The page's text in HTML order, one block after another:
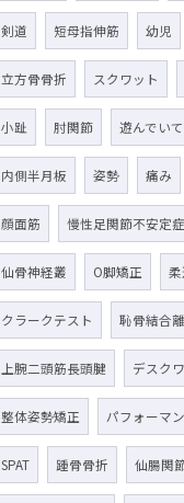
剣道 短母指伸筋 幼児
立方骨骨折 スクワット
小趾 肘関節 遊んでい
内側半月板 姿勢 痛み
顔面筋 慢性足関節不安定症
仙骨神経叢 O脚矯正 柔
クラークテスト 恥骨結合
上腕二頭筋長頭腱 デスク
整体姿勢矯正 パフォーマ
SPAT 踵骨骨折 仙腸関